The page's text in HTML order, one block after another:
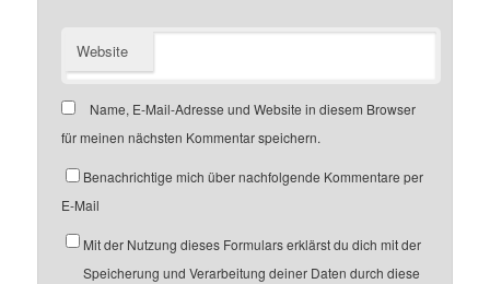
Website
Name, E-Mail-Adresse und Website in diesem Browser
für meinen nächsten Kommentar speichern.
Benachrichtige mich über nachfolgende Kommentare per
E-Mail
Mit der Nutzung dieses Formulars erklärst du dich mit der
Speicherung und Verarbeitung deiner Daten durch diese